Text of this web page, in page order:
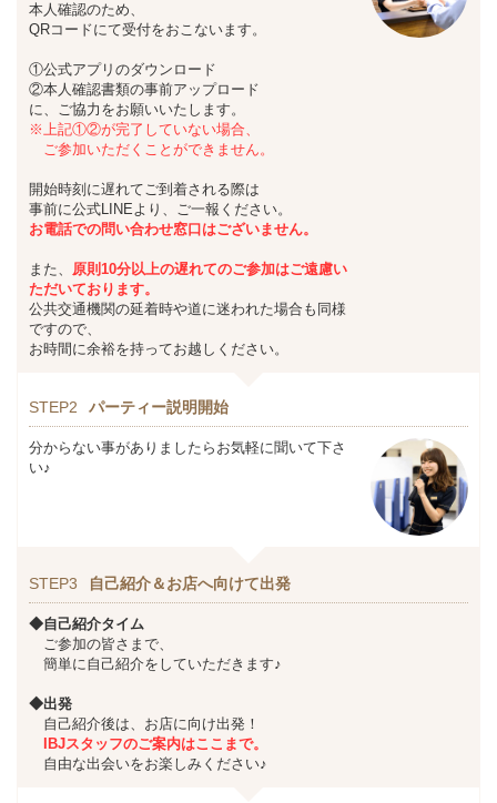
本人確認のため、
QRコードにて受付をおこないます。
①公式アプリのダウンロード
②本人確認書類の事前アップロード
に、ご協力をお願いいたします。
※上記①②が完了していない場合、
ご参加いただくことができません。
開始時刻に遅れてご到着される際は
事前に公式LINEより、ご一報ください。
お電話での問い合わせ窓口はございません。
また、 原則10分以上の遅れてのご参加はご遠慮い
ただいております。
公共交通機関の延着時や道に迷われた場合も同様
ですので、
お時間に余裕を持ってお越しください。
STEP2 パーティー説明開始
分からない事がありましたらお気軽に聞いて下さ
い♪
STEP3 自己紹介＆お店へ向けて出発
◆自己紹介タイム
ご参加の皆さまで、
簡単に自己紹介をしていただきます♪
◆出発
自己紹介後は、お店に向け出発！
IBJスタッフのご案内はここまで。
自由な出会いをお楽しみください♪